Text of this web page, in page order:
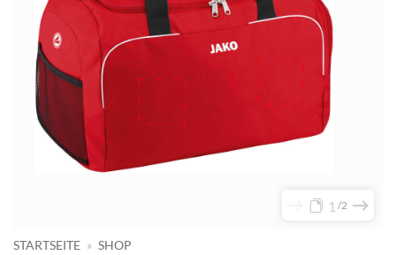
1 2
STARTSEITE » SHOP